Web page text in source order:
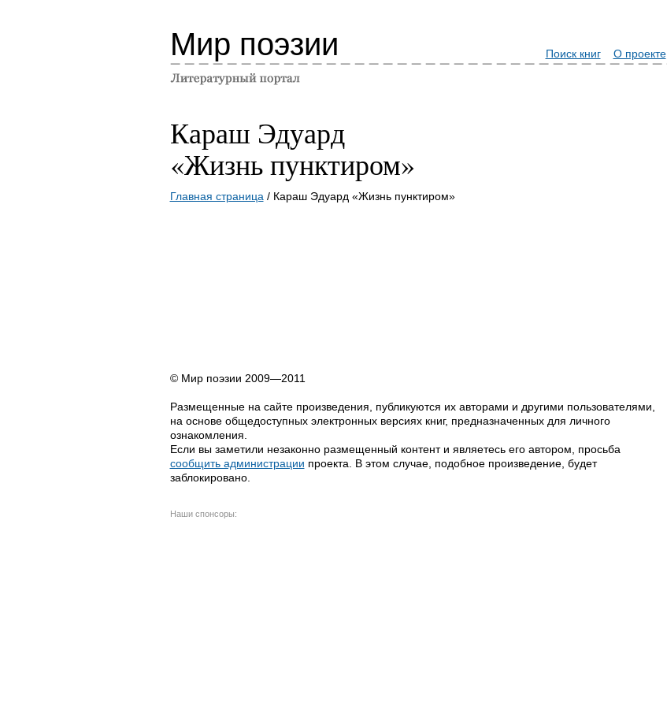
Мир поэзии Поиск книг О проекте
Караш Эдуард
«Жизнь пунктиром»
Главная страница / Караш Эдуард «Жизнь пунктиром»
© Мир поэзии 2009—2011
Размещенные на сайте произведения, публикуются их авторами и другими пользователями,
на основе общедоступных электронных версиях книг, предназначенных для личного
ознакомления.
Если вы заметили незаконно размещенный контент и являетесь его автором, просьба
сообщить администрации проекта. В этом случае, подобное произведение, будет
заблокировано.
Наши спонсоры: